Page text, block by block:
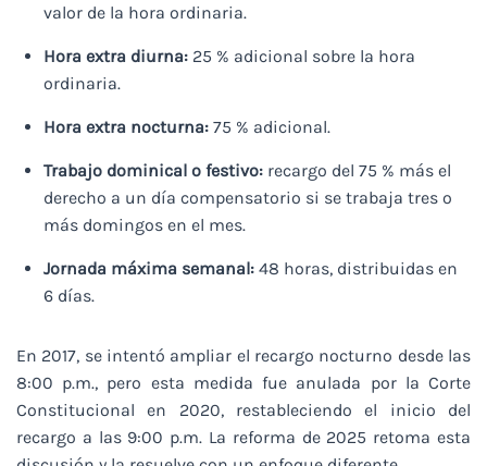
valor de la hora ordinaria.
Hora extra diurna: 25 % adicional sobre la hora
ordinaria.
Hora extra nocturna: 75 % adicional.
Trabajo dominical o festivo: recargo del 75 % más el
derecho a un día compensatorio si se trabaja tres o
más domingos en el mes.
Jornada máxima semanal: 48 horas, distribuidas en
6 días.
En 2017, se intentó ampliar el recargo nocturno desde las
8:00 p.m., pero esta medida fue anulada por la Corte
Constitucional en 2020, restableciendo el inicio del
recargo a las 9:00 p.m. La reforma de 2025 retoma esta